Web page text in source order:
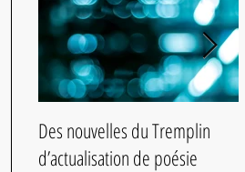
Des nouvelles du Tremplin
d’actualisation de poésie